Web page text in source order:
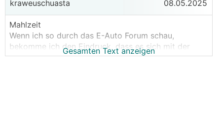
kraweuschuasta 08.05.2025
Mahlzeit
Wenn ich so durch das E-Auto Forum schau,
bekomme ich den Eindruck, dass es sich mit der
Reichweite der E-Autos eh immer ausgeht, zur Not
Gesamten Text anzeigen